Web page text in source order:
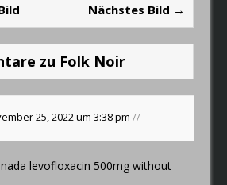
Nächstes Bild →
zu Folk Noir
25, 2022 um 3:38 pm//
levofloxacin 500mg without